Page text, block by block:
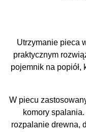
Utrzymanie pieca
praktycznym
pojemnik na popiół,
W piecu
komory
rozpalanie drewna,